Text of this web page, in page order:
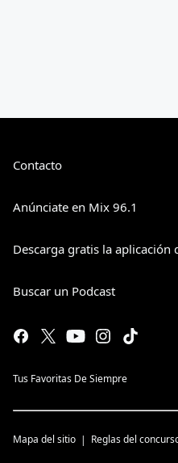
Contacto
Anúnciate en Mix 96.1
Descarga gratis la aplicación
Buscar un Podcast
Tus Favoritas De Siempre
Mapa del sitio Reglas del